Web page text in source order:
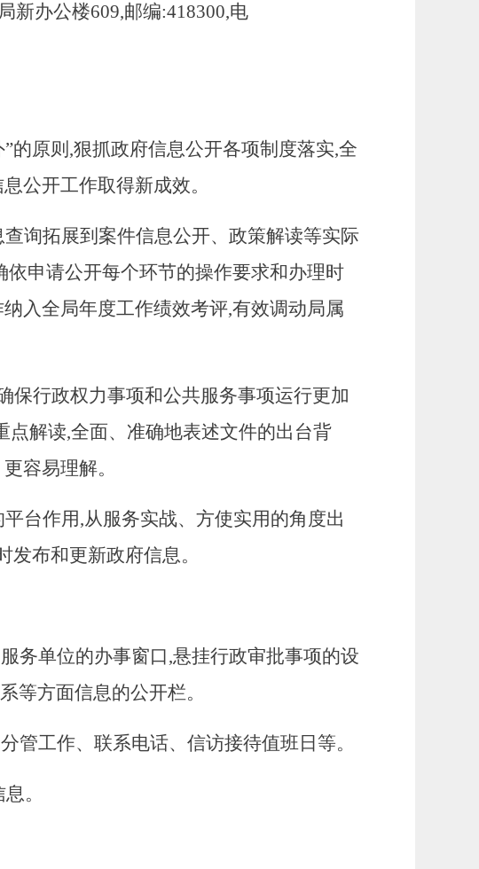
新办公楼609,邮编:418300,电
的原则,狠抓政府信息公开各项制度落实,全
公开工作取得新成效。
询拓展到案件信息公开、政策解读等实际
申请公开每个环节的操作要求和办理时
入全局年度工作绩效考评,有效调动局属
保行政权力事项和公共服务事项运行更加
点解读,全面、准确地表述文件的出台背
容易理解。
台作用,从服务实战、方使实用的角度出
布和更新政府信息。
务单位的办事窗口,悬挂行政审批事项的设
等方面信息的公开栏。
管工作、联系电话、信访接待值班日等。
。